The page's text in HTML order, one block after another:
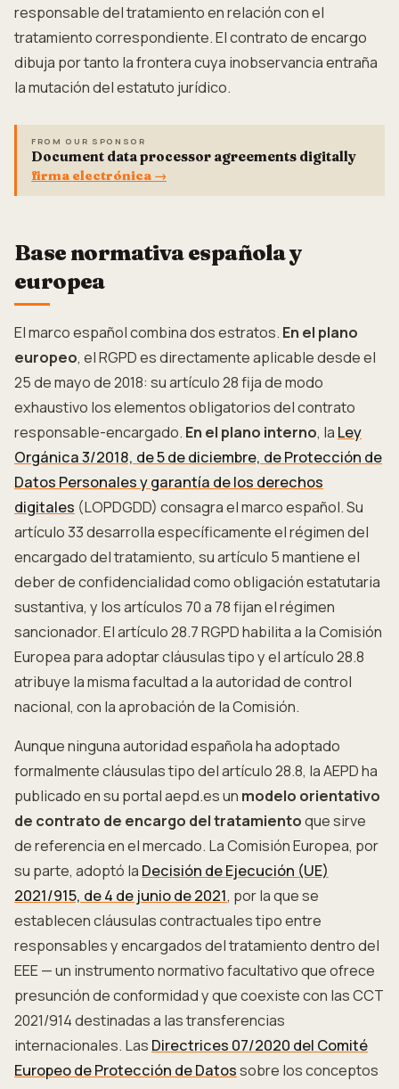
responsable del tratamiento en relación con el
tratamiento correspondiente. El contrato de encargo
dibuja por tanto la frontera cuya inobservancia entraña
la mutación del estatuto jurídico.
FROM OUR SPONSOR
Document data processor agreements digitally
firma electrónica →
Base normativa española y
europea
El marco español combina dos estratos. En el plano
europeo, el RGPD es directamente aplicable desde el
25 de mayo de 2018: su artículo 28 fija de modo
exhaustivo los elementos obligatorios del contrato
responsable-encargado. En el plano interno, la Ley
Orgánica 3/2018, de 5 de diciembre, de Protección de
Datos Personales y garantía de los derechos
digitales (LOPDGDD) consagra el marco español. Su
artículo 33 desarrolla específicamente el régimen del
encargado del tratamiento, su artículo 5 mantiene el
deber de confidencialidad como obligación estatutaria
sustantiva, y los artículos 70 a 78 fijan el régimen
sancionador. El artículo 28.7 RGPD habilita a la Comisión
Europea para adoptar cláusulas tipo y el artículo 28.8
atribuye la misma facultad a la autoridad de control
nacional, con la aprobación de la Comisión.
Aunque ninguna autoridad española ha adoptado
formalmente cláusulas tipo del artículo 28.8, la AEPD ha
publicado en su portal aepd.es un modelo orientativo
de contrato de encargo del tratamientoque sirve
de referencia en el mercado. La Comisión Europea, por
su parte, adoptó la Decisión de Ejecución (UE)
2021/915, de 4 de junio de 2021, por la que se
establecen cláusulas contractuales tipo entre
responsables y encargados del tratamiento dentro del
EEE — un instrumento normativo facultativo que ofrece
presunción de conformidad y que coexiste con las CCT
2021/914 destinadas a las transferencias
internacionales. Las Directrices 07/2020 del Comité
Europeo de Protección de Datossobre los conceptos